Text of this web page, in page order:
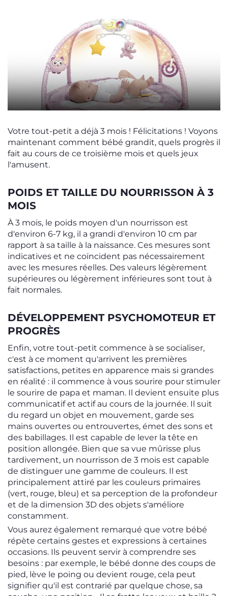
Votre tout-petit a déjà 3 mois ! Félicitations ! Voyons
maintenant comment bébé grandit, quels progrès il
fait au cours de ce troisième mois et quels jeux
l'amusent.
POIDS ET TAILLE DU NOURRISSON À 3
MOIS
À 3 mois, le poids moyen d'un nourrisson est
d'environ 6-7 kg, il a grandi d'environ 10 cm par
rapport à sa taille à la naissance. Ces mesures sont
indicatives et ne coïncident pas nécessairement
avec les mesures réelles. Des valeurs légèrement
supérieures ou légèrement inférieures sont tout à
fait normales.
DÉVELOPPEMENT PSYCHOMOTEUR ET
PROGRÈS
Enfin, votre tout-petit commence à se socialiser,
c'est à ce moment qu'arrivent les premières
satisfactions, petites en apparence mais si grandes
en réalité : il commence à vous sourire pour stimuler
le sourire de papa et maman. Il devient ensuite plus
communicatif et actif au cours de la journée. Il suit
du regard un objet en mouvement, garde ses
mains ouvertes ou entrouvertes, émet des sons et
des babillages. Il est capable de lever la tête en
position allongée. Bien que sa vue mûrisse plus
tardivement, un nourrisson de 3 mois est capable
de distinguer une gamme de couleurs. Il est
principalement attiré par les couleurs primaires
(vert, rouge, bleu) et sa perception de la profondeur
et de la dimension 3D des objets s'améliore
constamment.
Vous aurez également remarqué que votre bébé
répète certains gestes et expressions à certaines
occasions. Ils peuvent servir à comprendre ses
besoins : par exemple, le bébé donne des coups de
pied, lève le poing ou devient rouge, cela peut
signifier qu'il est contrarié par quelque chose, sa